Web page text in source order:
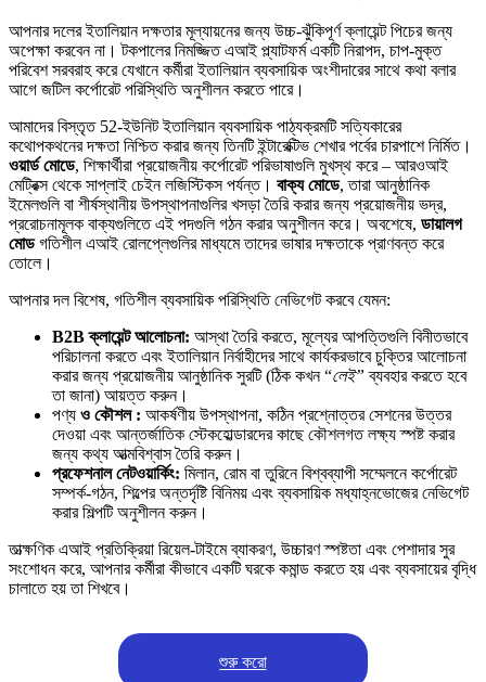
আপনার দলের ইতালিয়ান দক্ষতার মূল্যায়নের জন্য উচ্চ-ঝুঁকিপূর্ণ ক্লায়েন্ট পিচের জন্য
অপেক্ষা করবেন না। টকপালের নিমজ্জিত এআই প্ল্যাটফর্ম একটি নিরাপদ, চাপ-মুক্ত
পরিবেশ সরবরাহ করে যেখানে কর্মীরা ইতালিয়ান ব্যবসায়িক অংশীদারের সাথে কথা বলার
আগে জটিল কর্পোরেট পরিস্থিতি অনুশীলন করতে পারে।
আমাদের বিস্তৃত 52-ইউনিট ইতালিয়ান ব্যবসায়িক পাঠ্যক্রমটি সত্যিকারের
কথোপকথনের দক্ষতা নিশ্চিত করার জন্য তিনটি ইন্টারেক্টিভ শেখার পর্বের চারপাশে নির্মিত।
ওয়ার্ড মোডে, শিক্ষার্থীরা প্রয়োজনীয় কর্পোরেট পরিভাষাগুলি মুখস্থ করে – আরওআই
মেট্রিক্স থেকে সাপ্লাই চেইন লজিস্টিকস পর্যন্ত। বাক্য মোডে, তারা আনুষ্ঠানিক
ইমেলগুলি বা শীর্ষস্থানীয় উপস্থাপনাগুলির খসড়া তৈরি করার জন্য প্রয়োজনীয় ভদ্র,
প্ররোচনামূলক বাক্যগুলিতে এই পদগুলি গঠন করার অনুশীলন করে। অবশেষে, ডায়ালগ
মোডগতিশীল এআই রোলপ্লেগুলির মাধ্যমে তাদের ভাষার দক্ষতাকে প্রাণবন্ত করে
তোলে।
আপনার দল বিশেষ, গতিশীল ব্যবসায়িক পরিস্থিতি নেভিগেট করবে যেমন:
B2B ক্লায়েন্ট আলোচনা: আস্থা তৈরি করতে, মূল্যের আপত্তিগুলি বিনীতভাবে
পরিচালনা করতে এবং ইতালিয়ান নির্বাহীদের সাথে কার্যকরভাবে চুক্তির আলোচনা
করার জন্য প্রয়োজনীয় আনুষ্ঠানিক সুরটি (ঠিক কখন “লেই” ব্যবহার করতে হবে
তা জানা) আয়ত্ত করুন।
পণ্য ও কৌশল : আকর্ষণীয় উপস্থাপনা, কঠিন প্রশ্নোত্তর সেশনের উত্তর
দেওয়া এবং আন্তর্জাতিক স্টেকহোল্ডারদের কাছে কৌশলগত লক্ষ্য স্পষ্ট করার
জন্য কথ্য আত্মবিশ্বাস তৈরি করুন।
প্রফেশনাল নেটওয়ার্কিং: মিলান, রোম বা তুরিনে বিশ্বব্যাপী সম্মেলনে কর্পোরেট
সম্পর্ক-গঠন, শিল্পের অন্তর্দৃষ্টি বিনিময় এবং ব্যবসায়িক মধ্যাহ্নভোজের নেভিগেট
করার শিল্পটি অনুশীলন করুন।
তাত্ক্ষণিক এআই প্রতিক্রিয়া রিয়েল-টাইমে ব্যাকরণ, উচ্চারণ স্পষ্টতা এবং পেশাদার সুর
সংশোধন করে, আপনার কর্মীরা কীভাবে একটি ঘরকে কমান্ড করতে হয় এবং ব্যবসায়ের বৃদ্ধি
চালাতে হয় তা শিখবে।
শুরু করো